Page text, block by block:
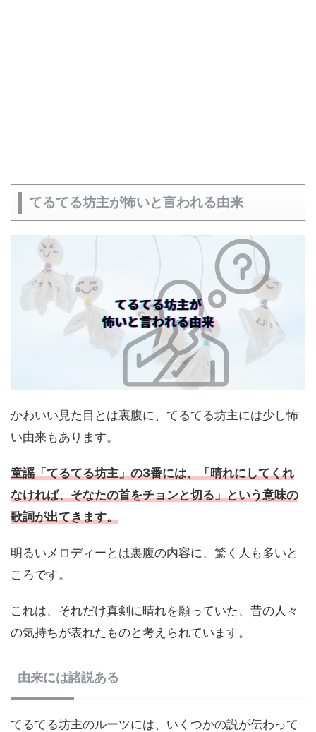
てるてる坊主が怖いと言われる由来
かわいい見た目とは裏腹に、てるてる坊主には少し怖
い由来もあります。
童謡「てるてる坊主」の3番には、「晴れにしてくれ
なければ、そなたの首をチョンと切る」という意味の
歌詞が出てきます。
明るいメロディーとは裏腹の内容に、驚く人も多いと
ころです。
これは、それだけ真剣に晴れを願っていた、昔の人々
の気持ちが表れたものと考えられています。
由来には諸説ある
てるてる坊主のルーツには、いくつかの説が伝わって